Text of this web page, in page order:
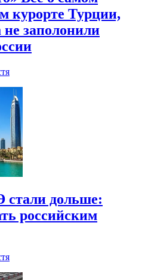
курорте Турции,
заполонили
дольше:
российским